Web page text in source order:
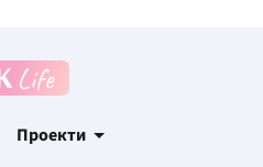
Проекти